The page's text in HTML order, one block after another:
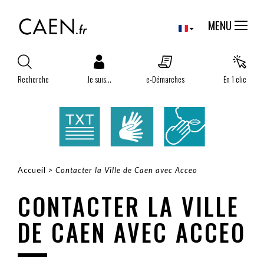
contenu
MENU
Recherche Je suis... e-Démarches En 1 clic
D'ARIANE
Accueil Contacter la Ville de Caen avec Acceo
CONTACTER LA VILLE
DE CAEN AVEC ACCEO